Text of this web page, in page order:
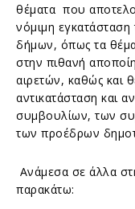
θέματα που
νόμιμη
δήμων, όπως τα
στην πιθανή
αιρετών, καθώς και
αντικατάσταση και
συμβουλίων, των
των προέδρων
Ανάμεσα σε άλλα
παρακάτω: